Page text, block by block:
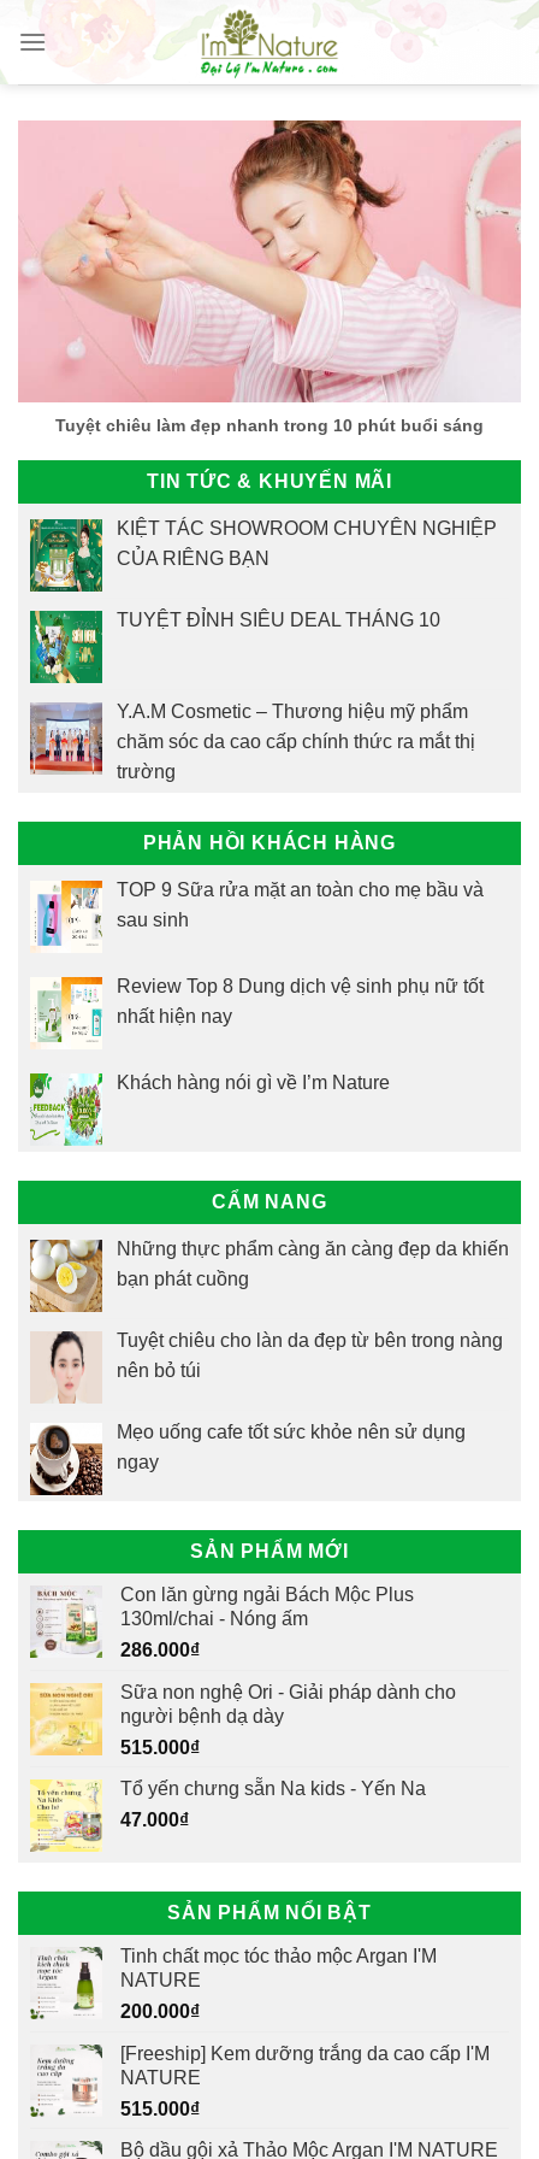
Skip
content
Tuyệt chiêu làm đẹp nhanh trong 10 phút buổi sáng
TIN TỨC & KHUYẾN MÃI
KIỆT TÁC SHOWROOM CHUYÊN NGHIỆP
CỦA RIÊNG BẠN
TUYỆT ĐỈNH SIÊU DEAL THÁNG 10
Y.A.M Cosmetic – Thương hiệu mỹ phẩm
chăm sóc da cao cấp chính thức ra mắt thị
trường
PHẢN HỒI KHÁCH HÀNG
TOP 9 Sữa rửa mặt an toàn cho mẹ bầu và
sau sinh
Review Top 8 Dung dịch vệ sinh phụ nữ tốt
nhất hiện nay
Khách hàng nói gì về I’m Nature
CẨM NANG
Những thực phẩm càng ăn càng đẹp da khiến
bạn phát cuồng
Tuyệt chiêu cho làn da đẹp từ bên trong nàng
nên bỏ túi
Mẹo uống cafe tốt sức khỏe nên sử dụng
ngay
SẢN PHẨM MỚI
Con lăn gừng ngải Bách Mộc Plus
130ml/chai - Nóng ấm
286.000₫
Sữa non nghệ Ori - Giải pháp dành cho
người bệnh dạ dày
515.000₫
Tổ yến chưng sẵn Na kids - Yến Na
47.000₫
SẢN PHẨM NỔI BẬT
Tinh chất mọc tóc thảo mộc Argan I'M
NATURE
200.000₫
[Freeship] Kem dưỡng trắng da cao cấp I'M
NATURE
515.000₫
Bộ dầu gội xả Thảo Mộc Argan I'M NATURE